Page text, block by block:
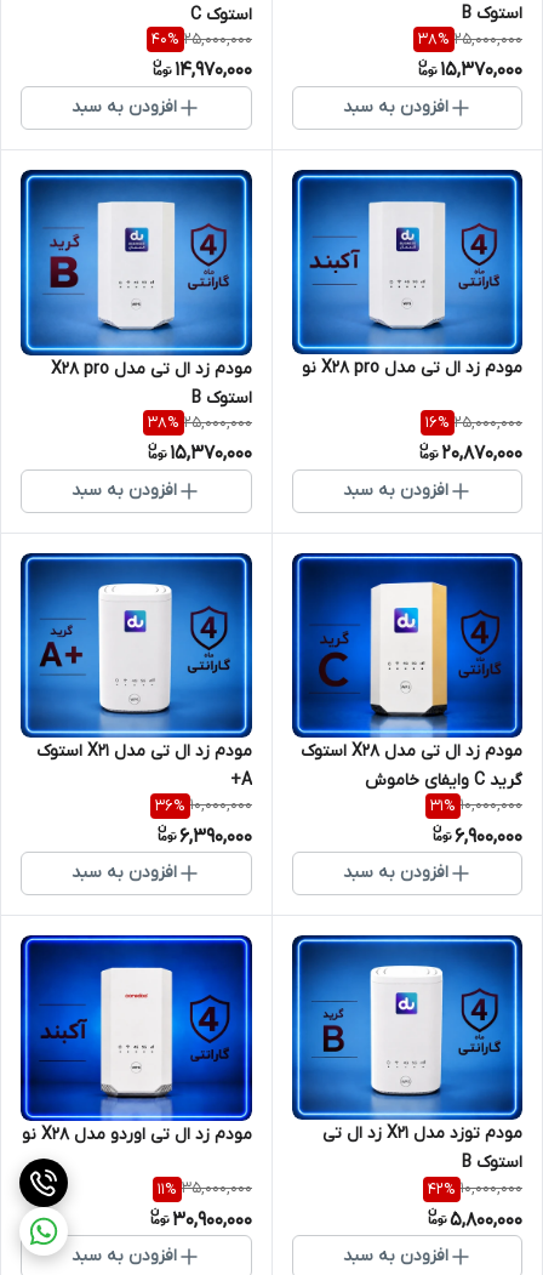
استوک B
25,000,000
38%
15,370,000
افزودن به سبد
استوک C
25,000,000
40%
14,970,000
افزودن به سبد
مودم زد ال تی مدل X28 pro نو
25,000,000
16%
20,870,000
افزودن به سبد
مودم زد ال تی مدل X28 pro
استوک B
25,000,000
38%
15,370,000
افزودن به سبد
مودم زد ال تی مدل X28 استوک
گرید C وایفای خاموش
10,000,000
31%
6,900,000
افزودن به سبد
مودم زد ال تی مدل X21 استوک
A+
10,000,000
36%
6,390,000
افزودن به سبد
مودم توزد مدل X21 زد ال تی
استوک B
10,000,000
42%
5,800,000
افزودن به سبد
مودم زد ال تی اوردو مدل X28 نو
35,000,000
11%
30,900,000
افزودن به سبد